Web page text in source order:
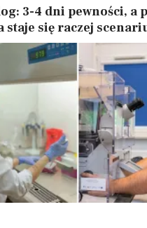
3-4 dni pewności, a
staje się raczej